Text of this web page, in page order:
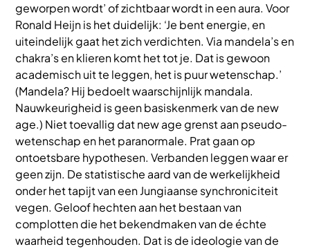
geworpen wordt’ of zichtbaar wordt in een aura. Voor
Ronald Heijn is het duidelijk: ‘Je bent energie, en
uiteindelijk gaat het zich verdichten. Via mandela’s en
chakra’s en klieren komt het tot je. Dat is gewoon
academisch uit te leggen, het is puur wetenschap.’
(Mandela? Hij bedoelt waarschijnlijk mandala.
Nauwkeurigheid is geen basiskenmerk van de new
age.) Niet toevallig dat new age grenst aan pseudo-
wetenschap en het paranormale. Prat gaan op
ontoetsbare hypothesen. Verbanden leggen waar er
geen zijn. De statistische aard van de werkelijkheid
onder het tapijt van een Jungiaanse synchroniciteit
vegen. Geloof hechten aan het bestaan van
complotten die het bekendmaken van de échte
waarheid tegenhouden. Dat is de ideologie van de